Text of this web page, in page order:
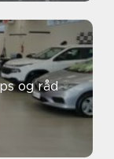
og råd